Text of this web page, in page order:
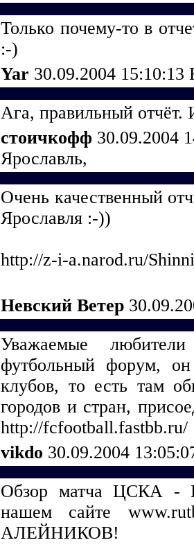
Только почему-то в
:-)
Yar 30.09.2004 15:10:13
Ага, правильный отчёт.
стоичкофф 30.09.2004
Ярославль,
Очень качественный
Ярославля :-))
http://z-i-a.narod.ru/
Невский Ветер
Уважаемые
футбольный форум,
клубов, то есть там
городов и стран,
http://fcfootball.fastbb.ru/
vikdo 30.09.2004
Обзор матча ЦСКА -
нашем сайте
АЛЕЙНИКОВ!